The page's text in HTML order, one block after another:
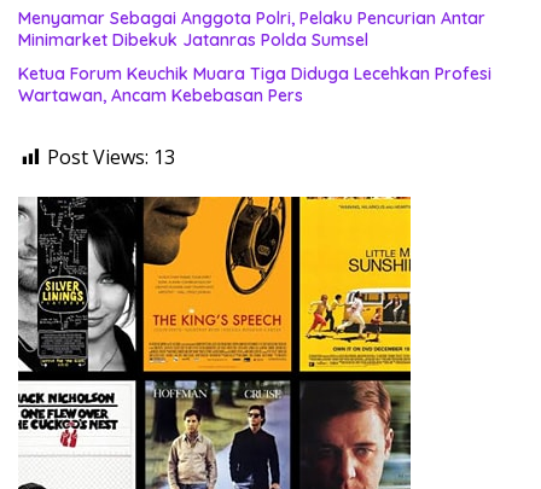
Menyamar Sebagai Anggota Polri, Pelaku Pencurian Antar
Minimarket Dibekuk Jatanras Polda Sumsel
Ketua Forum Keuchik Muara Tiga Diduga Lecehkan Profesi
Wartawan, Ancam Kebebasan Pers
Post Views: 13